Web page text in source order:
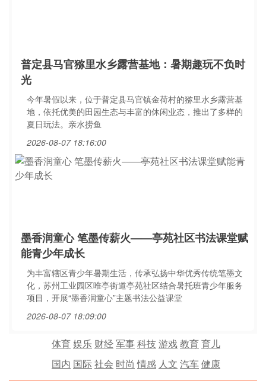
普定县马官猕里水乡露营基地：暑期趣玩不负时
光
今年暑假以来，位于普定县马官镇金荷村的猕里水乡露营基
地，依托优美的田园生态与丰富的休闲业态，推出了多样的
夏日玩法。亲水捞鱼
2026-08-07 18:16:00
墨香润童心 笔墨传薪火——亭苑社区书法课堂赋
能青少年成长
为丰富辖区青少年暑期生活，传承弘扬中华优秀传统笔墨文
化，苏州工业园区唯亭街道亭苑社区结合暑托班青少年服务
项目，开展“墨香润童心”主题书法公益课堂
2026-08-07 18:09:00
体育娱乐 财经军事科技游戏教育育儿
国内 国际社会 时尚 情感 人文 汽车健康